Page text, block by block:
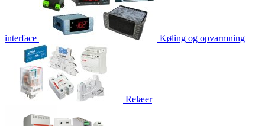
interface Køling og opvarmning
Relæer